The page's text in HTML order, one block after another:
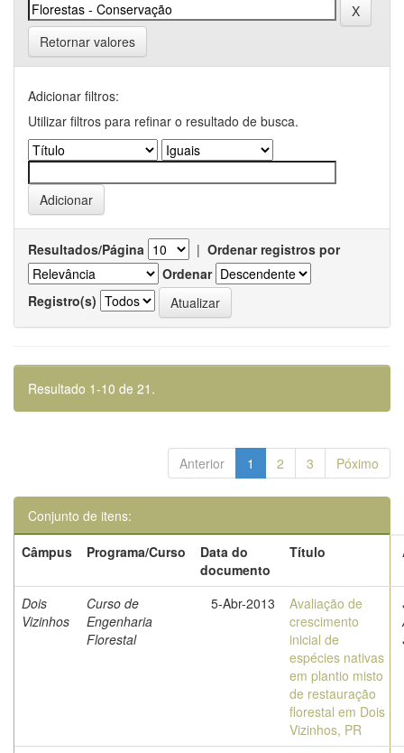
Retornar valores
Adicionar filtros:
Utilizar filtros para refinar o resultado de busca.
Resultados/Página | Ordenar registros por
Ordenar
Registro(s)
Resultado 1-10 de 21.
Anterior 1 2 3 Póximo
Conjunto de itens:
Câmpus
Programa/Curso
Data do
documento
Título
Dois
Vizinhos
Curso de
Engenharia
Florestal
5-Abr-2013
Avaliação de
crescimento
inicial de
espécies nativas
em plantio misto
de restauração
florestal em Dois
Vizinhos, PR